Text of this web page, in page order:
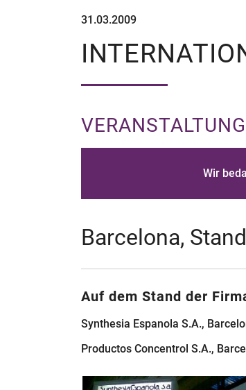
31.03.2009
Wir
Barcelona,
Auf dem Stand der
Synthesia Espanola S.A.,
Productos Concentrol S.A.,